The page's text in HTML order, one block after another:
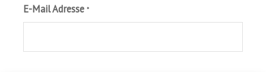
E-Mail Adresse *